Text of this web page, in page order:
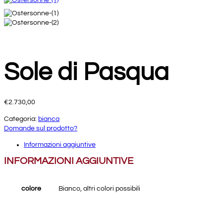
Sole di Pasqua
€2.730,00
Categoria: bianca
Domande sul prodotto?
Informazioni aggiuntive
INFORMAZIONI AGGIUNTIVE
colore Bianco, altri colori possibili